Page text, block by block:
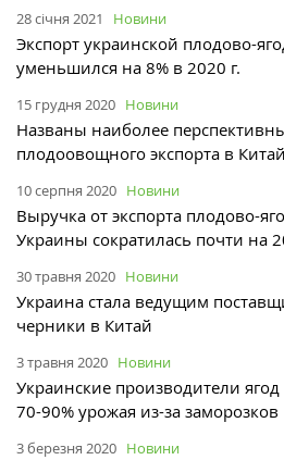
28 січня 2021 Новини
Экспорт украинской плодово-
уменьшился на 8% в 2020 г.
15 грудня 2020 Новини
Названы наиболее
плодоовощного экспорта в Китай
10 серпня 2020 Новини
Выручка от экспорта плодово-
Украины сократилась почти на
30 травня 2020 Новини
Украина стала ведущим
черники в Китай
3 травня 2020 Новини
Украинские производители
70-90% урожая из-за заморозков
3 березня 2020 Новини